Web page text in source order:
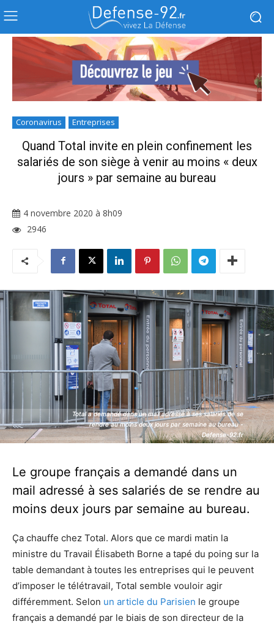
Coronavirus Entreprises
Quand Total invite en plein confinement les
salariés de son siège à venir au moins « deux
jours » par semaine au bureau
4 novembre 2020 à 8h09
2946
Total a demandé dans un mail adressé à ses salariés de se
rendre au moins deux jours par semaine au bureau -
Defense-92.fr
Total a demandé dans un mail adressé à ses salariés de se
rendre au moins deux jours par semaine au bureau -
Defense-92.fr
Le groupe français a demandé dans un
mail adressé à ses salariés de se rendre au
moins deux jours par semaine au bureau.
Ça chauffe chez Total. Alors que ce mardi matin la
ministre du Travail Élisabeth Borne a tapé du poing sur la
table demandant à toutes les entreprises qui le peuvent
d’imposer le télétravail, Total semble vouloir agir
différemment. Selon un article du Parisien le groupe
français a demandé par le biais de son directeur de la